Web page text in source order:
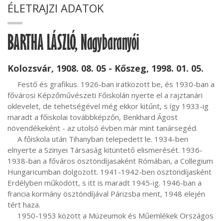
ÉLETRAJZI ADATOK
BARTHA LÁSZLÓ, Nagybaranyói
Kolozsvár, 1908. 08. 05 - Kőszeg, 1998. 01. 05.
fővárosi Képzőművészeti Főiskolán nyerte el a rajztanári
oklevelet, de tehetségével még ekkor kitűnt, s így 1933-ig
maradt a főiskolai továbbképzőn, Benkhard Ágost
növendékeként - az utolsó évben már mint tanársegéd.
elnyerte a Szinyei Társaság kitüntető elismerését. 1936-
1938-ban a főváros ösztöndíjasaként Rómában, a Collegium
Hungaricumban dolgozott. 1941-1942-ben ösztöndíjasként
Erdélyben működött, s itt is maradt 1945-ig. 1946-ban a
francia kormány ösztöndíjával Párizsba ment, 1948 elején
tért haza.